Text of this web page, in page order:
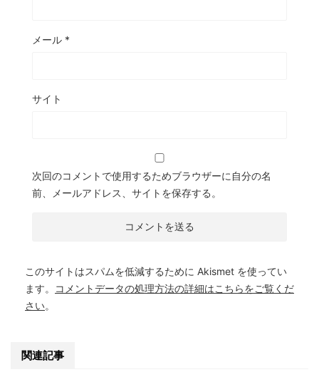
メール *
サイト
次回のコメントで使用するためブラウザーに自分の名
前、メールアドレス、サイトを保存する。
このサイトはスパムを低減するために Akismet を使ってい
ます。
コメントデータの処理方法の詳細はこちらをご覧くだ
さい。
関連記事